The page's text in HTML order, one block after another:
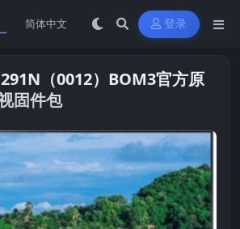
登录
（0012）BOM3官方原
固件包